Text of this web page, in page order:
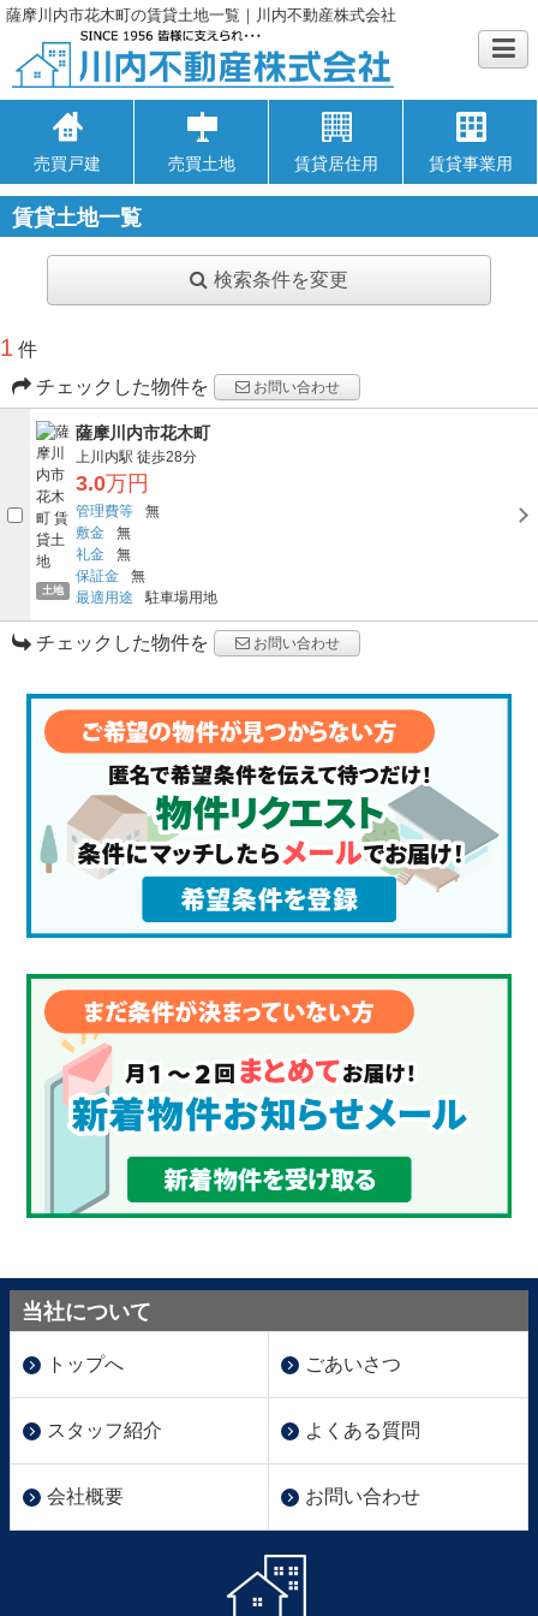
薩摩川内市花木町の賃貸土地一覧｜川内不動産株式会社
売買戸建 売買土地 賃貸居住用 賃貸事業用
賃貸土地一覧
検索条件を変更
1 件
チェックした物件を
お問い合わせ
土地
薩摩川内市花木町
上川内駅 徒歩28分
3.0万円
管理費等
無
敷金
無
礼金
無
保証金
無
最適用途
駐車場用地
チェックした物件を お問い合わせ
当社について
トップへ ごあいさつ
スタッフ紹介 よくある質問
会社概要 お問い合わせ